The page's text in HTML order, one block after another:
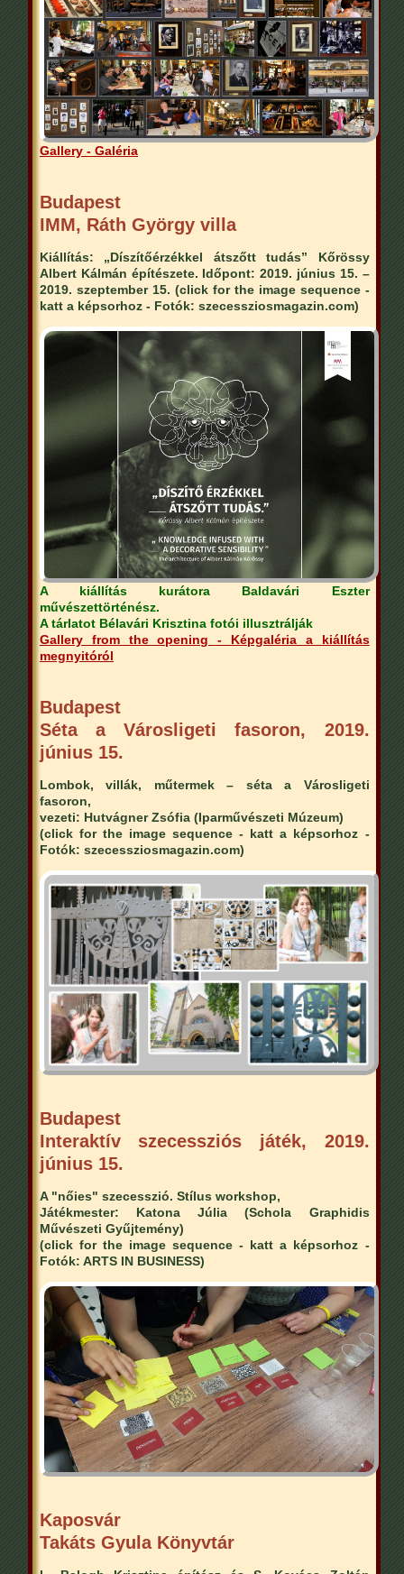
Gallery - Galéria
Budapest
IMM, Ráth György villa
Kiállítás: „Díszítőérzékkel átszőtt tudás” Kőrössy
Albert Kálmán építészete. Időpont: 2019. június 15. –
2019. szeptember 15. (click for the image sequence -
katt a képsorhoz - Fotók: szecessziosmagazin.com)
A kiállítás kurátora Baldavári Eszter
művészettörténész.
A tárlatot Bélavári Krisztina fotói illusztrálják
Gallery from the opening - Képgaléria a kiállítás
megnyitóról
Budapest
Séta a Városligeti fasoron, 2019.
június 15.
Lombok, villák, műtermek – séta a Városligeti
fasoron,
vezeti: Hutvágner Zsófia (Iparművészeti Múzeum)
(click for the image sequence - katt a képsorhoz -
Fotók: szecessziosmagazin.com)
Budapest
Interaktív szecessziós játék, 2019.
június 15.
A "nőies" szecesszió. Stílus workshop,
Játékmester: Katona Júlia (Schola Graphidis
Művészeti Gyűjtemény)
(click for the image sequence - katt a képsorhoz -
Fotók: ARTS IN BUSINESS)
Kaposvár
Takáts Gyula Könyvtár